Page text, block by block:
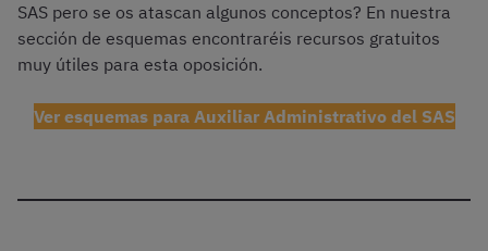
SAS pero se os atascan algunos conceptos? En nuestra
sección de esquemas encontraréis recursos gratuitos
muy útiles para esta oposición.
Ver esquemas para Auxiliar Administrativo del SAS